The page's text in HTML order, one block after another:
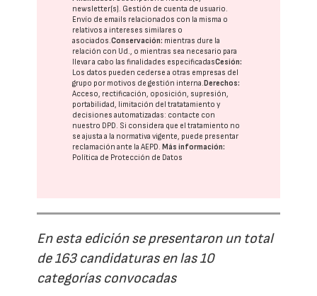
newsletter(s). Gestión de cuenta de usuario.
Envío de emails relacionados con la misma o
relativos a intereses similares o
asociados.Conservación: mientras dure la
relación con Ud., o mientras sea necesario para
llevar a cabo las finalidades especificadasCesión:
Los datos pueden cederse a otras empresas del
grupo por motivos de gestión interna.Derechos:
Acceso, rectificación, oposición, supresión,
portabilidad, limitación del tratatamiento y
decisiones automatizadas: contacte con
nuestro DPD. Si considera que el tratamiento no
se ajusta a la normativa vigente, puede presentar
reclamación ante laAEPD.Más información:
Política de Protección de Datos
En esta edición se presentaron un total
de 163 candidaturas en las 10
categorías convocadas